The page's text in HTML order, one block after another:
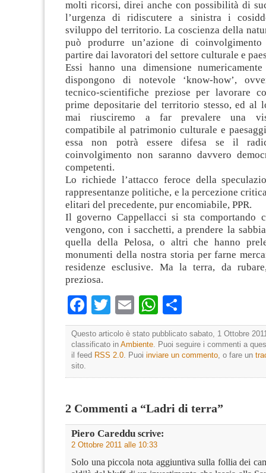
molti ricorsi, direi anche con possibilità di
l’urgenza di ridiscutere a sinistra i
sviluppo del territorio. La coscienza della
può produrre un’azione di
partire dai lavoratori del settore culturale e
Essi hanno una dimensione
dispongono di notevole ‘know-how’,
tecnico-scientifiche preziose per lavorare
prime depositarie del territorio stesso, ed al
mai riusciremo a far prevalere una
compatibile al patrimonio culturale e
essa non potrà essere difesa se il
coinvolgimento non saranno davvero
competenti.
Lo richiede l’attacco feroce della
rappresentanze politiche, e la percezione
elitari del precedente, pur encomiabile, PPR.
Il governo Cappellacci si sta comportando
vengono, con i sacchetti, a prendere la
quella della Pelosa, o altri che hanno
monumenti della nostra storia per farne
residenze esclusive. Ma la terra, da
preziosa.
Facebook
TwitterEmailWhatsApp
Questo articolo è stato pubblicato sabato, 1 Ottobre
classificato in Ambiente . Puoi seguire i commenti a
il feed RSS 2.0 . Puoi inviare un commento , o fare un
sito.
2 Commenti a “Ladri di terra”
Piero Careddu scrive:
2 Ottobre 2011 alle 10:33
Solo una piccola nota aggiuntiva sulla follia dei